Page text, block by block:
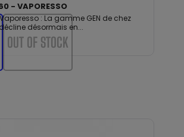
- VAPORESSO
: La gamme GEN de chez
désormais en...
OUT OF STOCK